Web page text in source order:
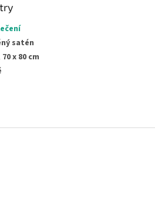
satén
x 80 cm